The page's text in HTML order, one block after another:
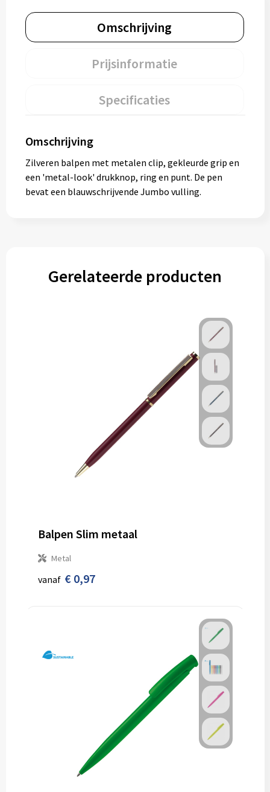
Omschrijving
Prijsinformatie
Specificaties
Omschrijving
Zilveren balpen met metalen clip, gekleurde grip en
een 'metal-look' drukknop, ring en punt. De pen
bevat een blauwschrijvende Jumbo vulling.
Gerelateerde producten
Balpen Slim metaal
Metal
vanaf € 0,97